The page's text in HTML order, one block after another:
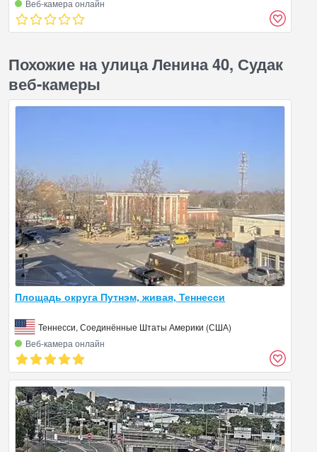
Веб‑камера онлайн
Похожие на улица Ленина 40, Судак
веб-камеры
Площадь округа Путнэм, живая, Теннесси
Теннесси, Соединённые Штаты Америки (США)
Веб‑камера онлайн